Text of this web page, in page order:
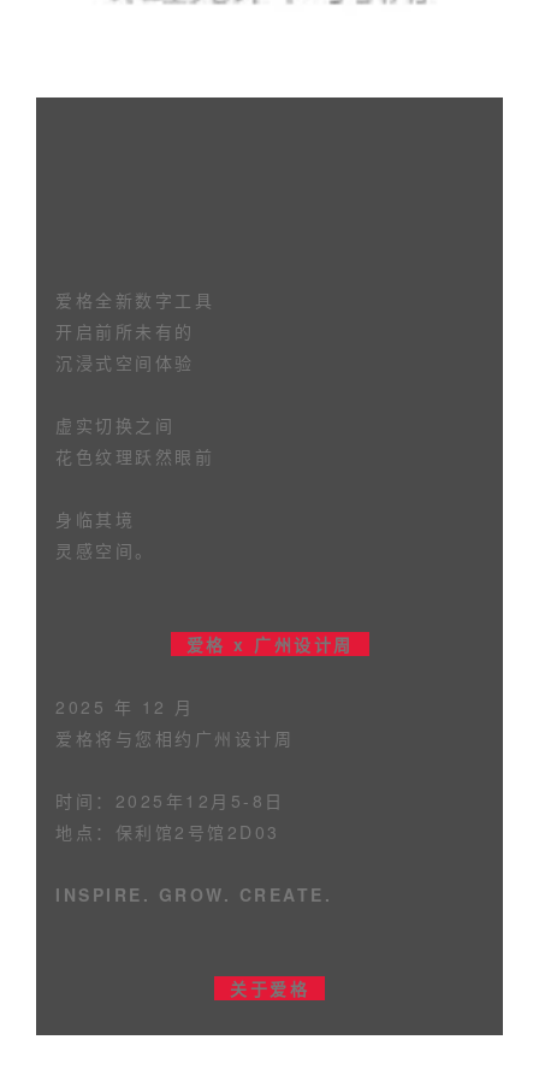
爱格全新数字工具
开启前所未有的
沉浸式空间体验
虚实切换之间
花色纹理跃然眼前
身临其境
灵感空间。
爱格 x 广州设计周
2025 年 12 月
爱格将与您相约广州设计周
时间：2025年12月5-8日
地点：保利馆2号馆2D03
INSPIRE. GROW. CREATE.
关于爱格